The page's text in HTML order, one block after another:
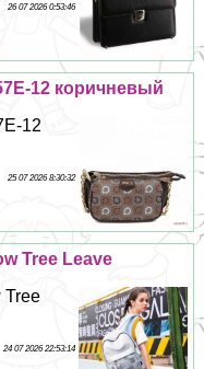
26 07 2026 0:53:46
12 коричневый
12
25 07 2026 8:30:32
Tree Leave
Tree
24 07 2026 22:53:14